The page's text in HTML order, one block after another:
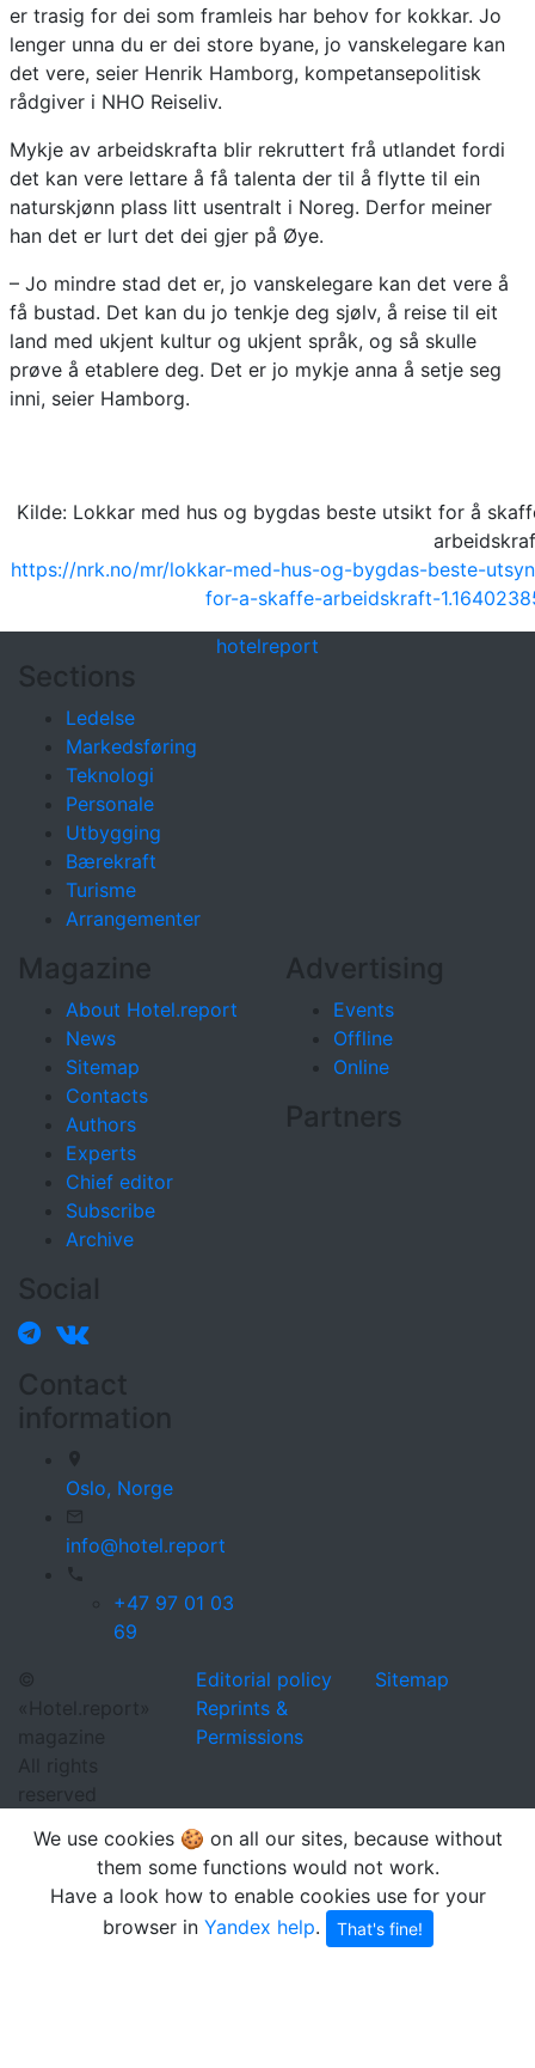
er trasig for dei som framleis har behov for kokkar. Jo
lenger unna du er dei store byane, jo vanskelegare kan
det vere, seier Henrik Hamborg, kompetansepolitisk
rådgiver i NHO Reiseliv.
Mykje av arbeidskrafta blir rekruttert frå utlandet fordi
det kan vere lettare å få talenta der til å flytte til ein
naturskjønn plass litt usentralt i Noreg. Derfor meiner
han det er lurt det dei gjer på Øye.
– Jo mindre stad det er, jo vanskelegare kan det vere å
få bustad. Det kan du jo tenkje deg sjølv, å reise til eit
land med ukjent kultur og ukjent språk, og så skulle
prøve å etablere deg. Det er jo mykje anna å setje seg
inni, seier Hamborg.
Kilde: Lokkar med hus og bygdas beste utsikt for å
https://nrk.no/mr/lokkar-med-hus-og-bygdas-beste-
for-a-skaffe-arbeidskraft-
hotelreport
Sections
Ledelse
Markedsføring
Teknologi
Personale
Utbygging
Bærekraft
Turisme
Arrangementer
Magazine
About Hotel.report
News
Sitemap
Contacts
Authors
Experts
Chief editor
Subscribe
Archive
Advertising
Events
Offline
Online
Partners
Social
Contact
information
Oslo, Norge
info@hotel.report
+47 97 01 03
69
©
«Hotel.report»
magazine
All rights
reserved
Editorial policy
Reprints &
Permissions
Sitemap
We use cookies 🍪 on all our sites, because without
them some functions would not work.
Have a look how to enable cookies use for your
browser in Yandex help. That's fine!